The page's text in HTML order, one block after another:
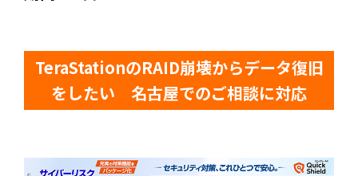
TeraStationのRAID崩壊からデータ復旧
をしたい 名古屋でのご相談に対応